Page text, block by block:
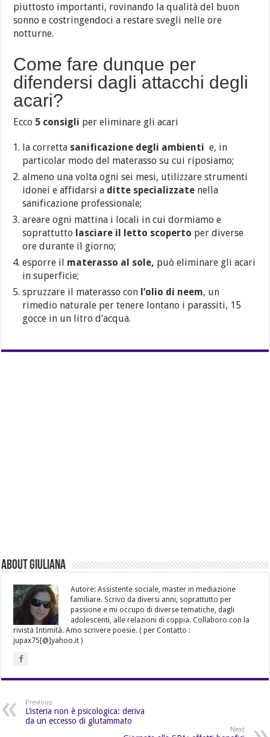
piuttosto importanti, rovinando la qualità del buon
sonno e costringendoci a restare svegli nelle ore
notturne.
Come fare dunque per
difendersi dagli attacchi degli
acari?
Ecco 5 consigli per eliminare gli acari
la corretta sanificazione degli ambienti e, in
particolar modo del materasso su cui riposiamo;
almeno una volta ogni sei mesi, utilizzare strumenti
idonei e affidarsi a ditte specializzate nella
sanificazione professionale;
areare ogni mattina i locali in cui dormiamo e
soprattutto lasciare il letto scoperto per diverse
ore durante il giorno;
esporre il materasso al sole, può eliminare gli acari
in superficie;
spruzzare il materasso con l’olio di neem, un
rimedio naturale per tenere lontano i parassiti, 15
gocce in un litro d’acqua.
About Giuliana
Autore: Assistente sociale, master in mediazione
familiare. Scrivo da diversi anni, soprattutto per
passione e mi occupo di diverse tematiche, dagli
adolescenti, alle relazioni di coppia. Collaboro con la
rivista Intimità. Amo scrivere poesie. ( per Contatto :
jupax75[@]yahoo.it )
Previous
L’isteria non è psicologica: deriva
da un eccesso di glutammato
Next